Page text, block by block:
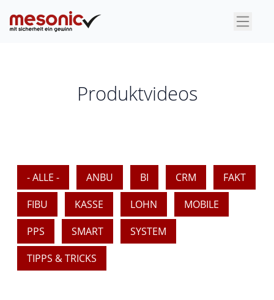
×
Produktvideos
- ALLE - ANBU BI CRM
FAKT
FIBU
KASSE LOHN
MOBILE
PPS
SMART
SYSTEM
TIPPS & TRICKS